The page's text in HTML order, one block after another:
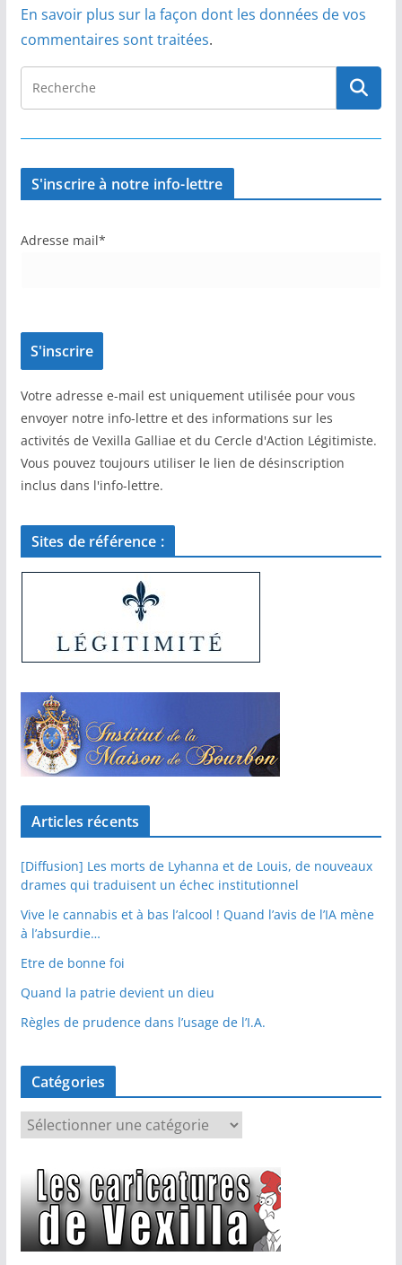
En savoir plus sur la façon dont les données de vos
commentaires sont traitées.
S'inscrire à notre info-lettre
Adresse mail*
Votre adresse e-mail est uniquement utilisée pour vous
envoyer notre info-lettre et des informations sur les
activités de Vexilla Galliae et du Cercle d'Action Légitimiste.
Vous pouvez toujours utiliser le lien de désinscription
inclus dans l'info-lettre.
Sites de référence :
Articles récents
[Diffusion] Les morts de Lyhanna et de Louis, de nouveaux
drames qui traduisent un échec institutionnel
Vive le cannabis et à bas l’alcool ! Quand l’avis de l’IA mène
à l’absurdie…
Etre de bonne foi
Quand la patrie devient un dieu
Règles de prudence dans l’usage de l’I.A.
Catégories
a
é
g
o
r